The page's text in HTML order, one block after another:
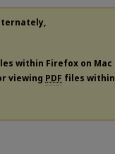
within Firefox on Mac
viewing PDF files within